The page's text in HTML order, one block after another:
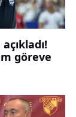
göreve